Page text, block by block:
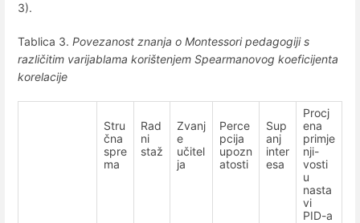
3).
Tablica 3. Povezanost znanja o Montessori pedagogiji s
različitim varijablama korištenjem Spearmanovog koeficijenta
korelacije
Stru
čna
spre
ma
Rad
ni
staž
Zvanj
e
učitel
ja
Perce
pcija
upozn
atosti
Sup
anj
inter
esa
Procj
ena
primje
nji-
vosti
u
nasta
vi
PID-a